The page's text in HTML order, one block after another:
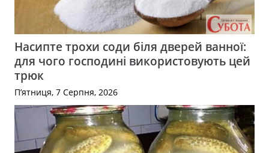
Насипте трохи соди біля дверей ванної:
для чого господині використовують цей
трюк
П’ятниця, 7 Серпня, 2026